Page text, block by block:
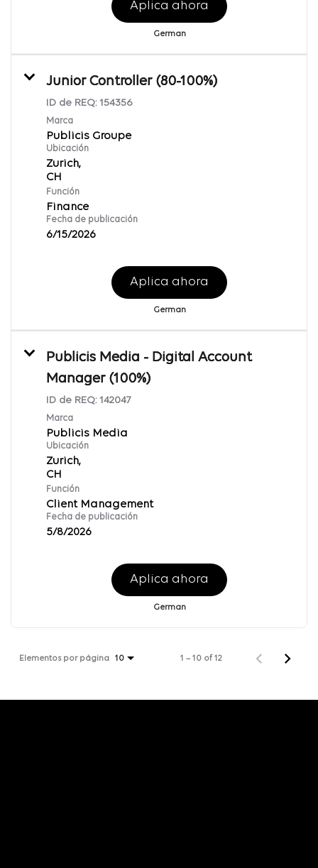
Aplica ahora
German
Junior Controller (80-100%)
ID de REQ: 154356
Marca
Publicis Groupe
Ubicación
Zurich,
Función
Finance
Fecha de publicación
6/15/2026
Aplica ahora
German
Publicis Media - Digital Account
Manager (100%)
ID de REQ: 142047
Marca
Publicis Media
Ubicación
Zurich,
Función
Client Management
Fecha de publicación
5/8/2026
Aplica ahora
German
Elementos por página 10 1 – 10 of 12